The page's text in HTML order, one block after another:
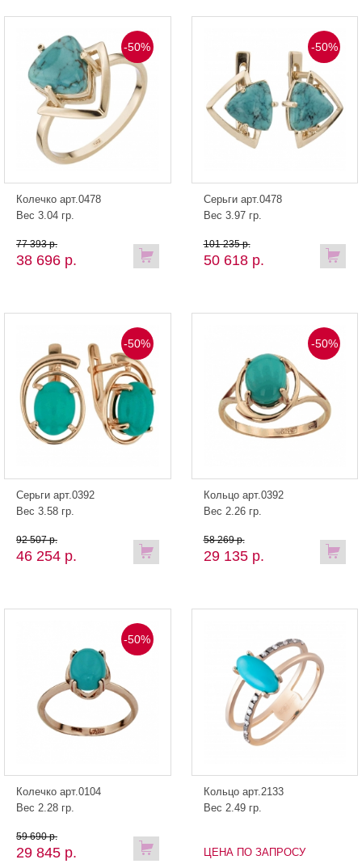
-50%
Колечко арт.0478
Вес 3.04 гр.
38 696 р.
77 393 р.
-50%
Серьги арт.0478
Вес 3.97 гр.
50 618 р.
101 235 р.
-50%
Серьги арт.0392
Вес 3.58 гр.
46 254 р.
92 507 р.
-50%
Кольцо арт.0392
Вес 2.26 гр.
29 135 р.
58 269 р.
-50%
Колечко арт.0104
Вес 2.28 гр.
29 845 р.
59 690 р.
Кольцо арт.2133
Вес 2.49 гр.
ЦЕНА ПО ЗАПРОСУ